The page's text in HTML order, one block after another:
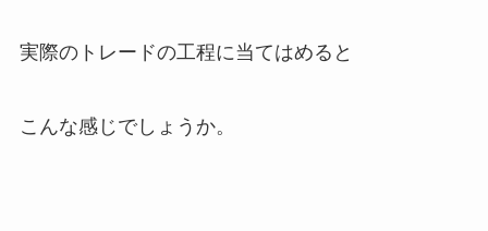
実際のトレードの工程に当てはめると
こんな感じでしょうか。